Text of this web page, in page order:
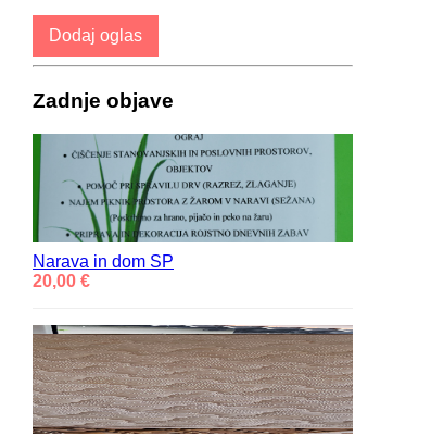
Dodaj oglas
Zadnje objave
Narava in dom SP
20,00 €